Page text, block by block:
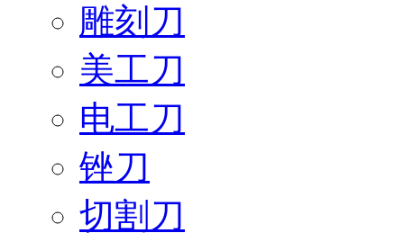
雕刻刀
美工刀
电工刀
锉刀
切割刀